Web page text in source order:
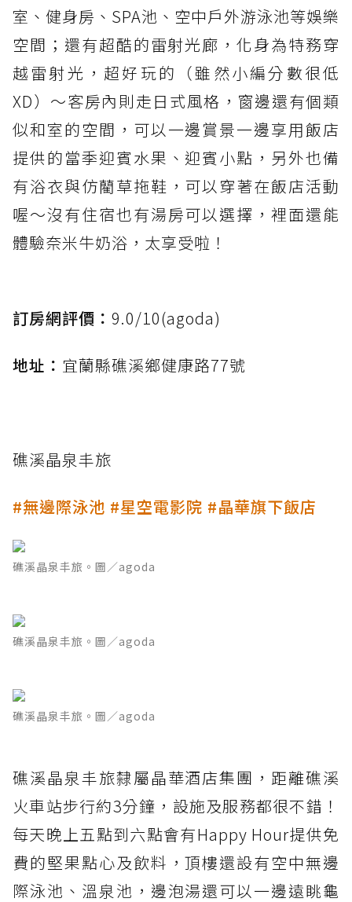
室、健身房、SPA池、空中戶外游泳池等娛樂
空間；還有超酷的雷射光廊，化身為特務穿
越雷射光，超好玩的（雖然小編分數很低
XD）～客房內則走日式風格，窗邊還有個類
似和室的空間，可以一邊賞景一邊享用飯店
提供的當季迎賓水果、迎賓小點，另外也備
有浴衣與仿藺草拖鞋，可以穿著在飯店活動
喔～沒有住宿也有湯房可以選擇，裡面還能
體驗奈米牛奶浴，太享受啦！
訂房網評價： 9.0/10(agoda)
地址： 宜蘭縣礁溪鄉健康路77號
礁溪晶泉丰旅
#無邊際泳池 #星空電影院 #晶華旗下飯店
礁溪晶泉丰旅。圖／agoda
礁溪晶泉丰旅。圖／agoda
礁溪晶泉丰旅。圖／agoda
礁溪晶泉丰旅隸屬晶華酒店集團，距離礁溪
火車站步行約3分鐘，設施及服務都很不錯！
每天晚上五點到六點會有Happy Hour提供免
費的堅果點心及飲料，頂樓還設有空中無邊
際泳池、溫泉池，邊泡湯還可以一邊遠眺龜